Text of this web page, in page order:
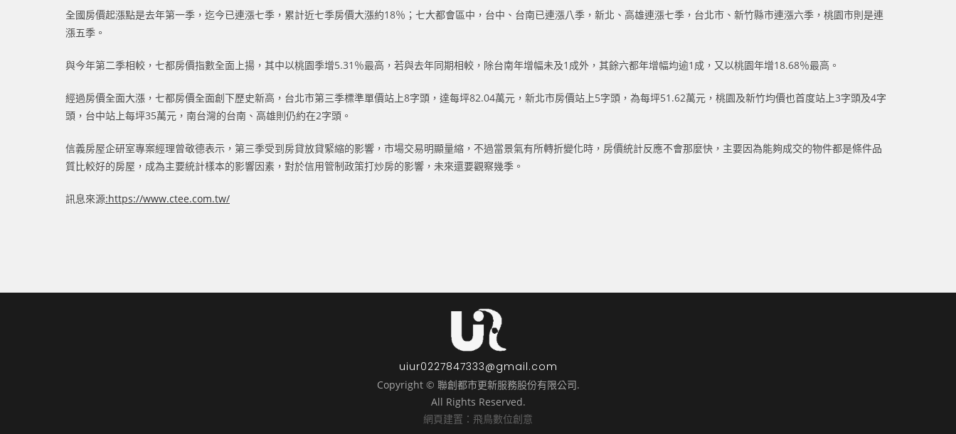
全國房價起漲點是去年第一季，迄今已連漲七季，累計近七季房價大漲約18％；七大都會區中，台中、台南已連漲八季，新北、高雄連漲七季，台北市、新竹縣市連漲六季，桃園市則是連
漲五季。
與今年第二季相較，七都房價指數全面上揚，其中以桃園季增5.31％最高，若與去年同期相較，除台南年增幅未及1成外，其餘六都年增幅均逾1成，又以桃園年增18.68％最高。
經過房價全面大漲，七都房價全面創下歷史新高，台北市第三季標準單價站上8字頭，達每坪82.04萬元，新北市房價站上5字頭，為每坪51.62萬元，桃園及新竹均價也首度站上3字頭及4字
頭，台中站上每坪35萬元，南台灣的台南、高雄則仍約在2字頭。
信義房屋企研室專案經理曾敬德表示，第三季受到房貸放貸緊縮的影響，市場交易明顯量縮，不過當景氣有所轉折變化時，房價統計反應不會那麼快，主要因為能夠成交的物件都是條件品
質比較好的房屋，成為主要統計樣本的影響因素，對於信用管制政策打炒房的影響，未來還要觀察幾季。
訊息來源:https://www.ctee.com.tw/
uiur0227847333@gmail.com
Copyright © 聯創都市更新服務股份有限公司.
All Rights Reserved.
網頁建置：飛鳥數位創意
o
l